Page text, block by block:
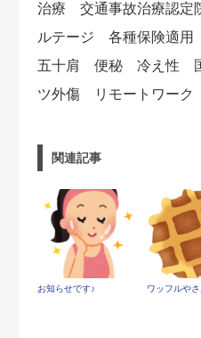
治療 交通事故治療認
ルテージ 各種保険適
五十肩 便秘 冷え性
ツ外傷 リモートワー
関連記事
お知らせです♪ ワッフルやさ